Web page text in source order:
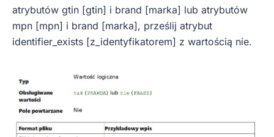
atrybutów gtin [gtin] i brand [marka] lub atrybutów
mpn [mpn] i brand [marka], prześlij atrybut
identifier_exists [z_identyfikatorem] z wartością nie.